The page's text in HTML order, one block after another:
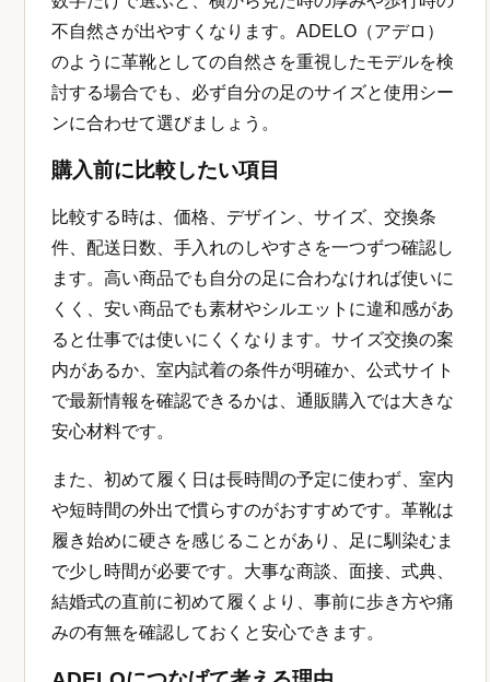
不自然さが出やすくなります。ADELO（アデロ）
のように革靴としての自然さを重視したモデルを検
討する場合でも、必ず自分の足のサイズと使用シー
ンに合わせて選びましょう。
購入前に比較したい項目
比較する時は、価格、デザイン、サイズ、交換条
件、配送日数、手入れのしやすさを一つずつ確認し
ます。高い商品でも自分の足に合わなければ使いに
くく、安い商品でも素材やシルエットに違和感があ
ると仕事では使いにくくなります。サイズ交換の案
内があるか、室内試着の条件が明確か、公式サイト
で最新情報を確認できるかは、通販購入では大きな
安心材料です。
また、初めて履く日は長時間の予定に使わず、室内
や短時間の外出で慣らすのがおすすめです。革靴は
履き始めに硬さを感じることがあり、足に馴染むま
で少し時間が必要です。大事な商談、面接、式典、
結婚式の直前に初めて履くより、事前に歩き方や痛
みの有無を確認しておくと安心できます。